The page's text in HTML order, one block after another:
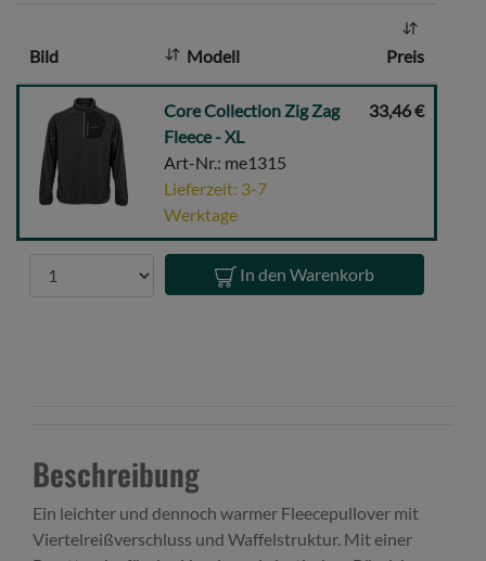
:
Bild Modell Preis
Core
Collection
Zig
Zag
-
Core Collection Zig Zag
Fleece - XL
Art-Nr.: me1315
Lieferzeit: 3-7
Werktage
33,46 €
In den Warenkorb
Beschreibung
Ein leichter und dennoch warmer Fleecepullover mit
Viertelreißverschluss und Waffelstruktur. Mit einer